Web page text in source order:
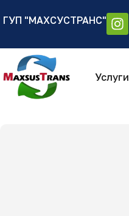
ГУП "МАХСУСТРАНС"
Размер шрифта: Аа
Услуги